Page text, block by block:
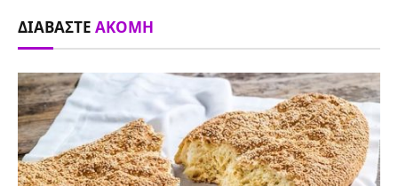
ΔΙΑΒΆΣΤΕ ΑΚΌΜΗ